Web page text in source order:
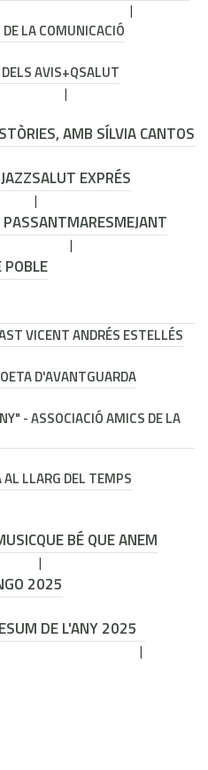
LA COMUNICACIÓ
AVIS+QSALUT
AMB SÍLVIA CANTOS
SALUT EXPRÉS
PASSANTMARESMEJANT
POBLE
VICENT ANDRÉS ESTELLÉS
D'AVANTGUARDA
- ASSOCIACIÓ AMICS DE LA
LLARG DEL TEMPS
QUE BÉ QUE ANEM
2025
DE L'ANY 2025